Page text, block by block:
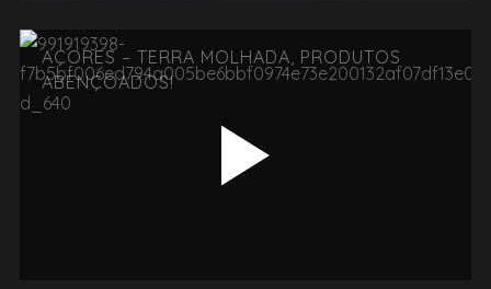
AÇORES – TERRA MOLHADA, PRODUTOS
ABENÇOADOS!